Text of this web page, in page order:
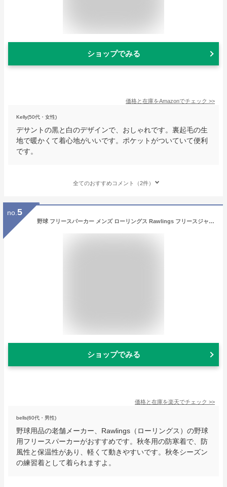
ショップでみる
価格と在庫をAmazonでチェック >>
Kelly(50代・女性)
デサントの黒と白のデザインで、おしゃれです。裏起毛の生
地で暖かくて着心地がいいです。ポケットがついていて便利
です。
全てのおすすめコメント（2件）
no. 5
野球 フリースパーカー メンズ ローリングス Rawlings フリースジャケット 大人用 ユニセックス 秋冬用 スポーツ 保温 大きいサイズ 防寒着 ウェア トレーニング 長袖 フード付き AOS13S11 ジップアップ フルジップ フーディー ウェア刺繍可(W) 【365日あす楽対応】
ショップでみる
価格と在庫を楽天でチェック >>
bells(60代・男性)
野球用品の老舗メーカー、Rawlings（ローリングス）の野球
用フリースパーカーがおすすめです。秋冬用の防寒着で、防
風性と保温性があり、軽くて動きやすいです。秋冬シーズン
の練習着として着られますよ。